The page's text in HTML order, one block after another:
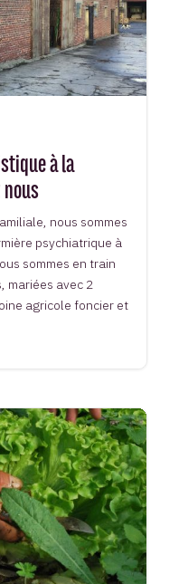
à la
nous
nous sommes
psychiatrique à
sommes en train
mariées avec 2
agricole foncier et